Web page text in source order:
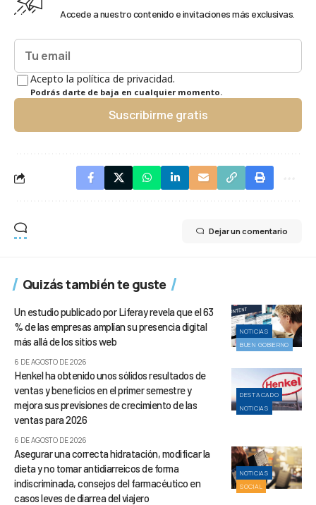
Accede a nuestro contenido e invitaciones más exclusivas.
Acepto la política de privacidad.
Podrás darte de baja en cualquier momento.
Suscribirme gratis
Dejar un comentario
Quizás también te guste
NOTICIAS
BUEN GOBIERNO
Un estudio publicado por Liferay revela que el 63
% de las empresas amplían su presencia digital
más allá de los sitios web
6 DE AGOSTO DE 2026
DESTACADO
NOTICIAS
Henkel ha obtenido unos sólidos resultados de
ventas y beneficios en el primer semestre y
mejora sus previsiones de crecimiento de las
ventas para 2026
6 DE AGOSTO DE 2026
NOTICIAS
SOCIAL
Asegurar una correcta hidratación, modificar la
dieta y no tomar antidiarreicos de forma
indiscriminada, consejos del farmacéutico en
casos leves de diarrea del viajero